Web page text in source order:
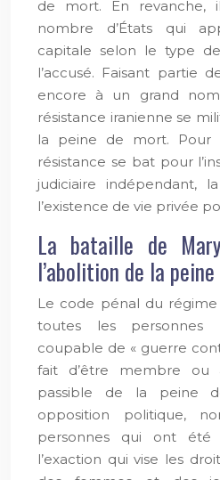
de mort. En
nombre d’États qui
capitale selon le type
l’accusé. Faisant partie
encore à un grand
résistance iranienne se
la peine de mort. Pour
résistance se bat pour
judiciaire indépendant,
l’existence de vie privée
La bataille de
l’abolition de la
Le code pénal du
toutes les personnes
coupable de « guerre
fait d’être membre ou
passible de la peine
opposition politique,
personnes qui ont été
l’exaction qui vise les